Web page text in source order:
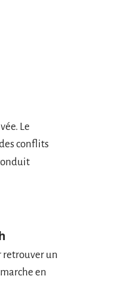
Le
conflits
retrouver un
en